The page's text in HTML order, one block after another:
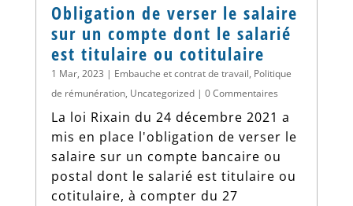
Obligation de verser le salaire
sur un compte dont le salarié
est titulaire ou cotitulaire
1 Mar, 2023 | Embauche et contrat de travail, Politique
de rémunération, Uncategorized| 0 Commentaires
La loi Rixain du 24 décembre 2021 a
mis en place l'obligation de verser le
salaire sur un compte bancaire ou
postal dont le salarié est titulaire ou
cotitulaire, à compter du 27